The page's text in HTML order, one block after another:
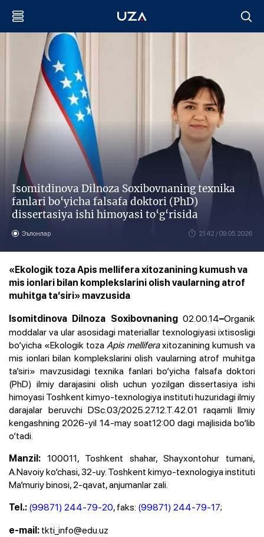
Isomitdinova Dilnoza Soxibovnaning texnika
fanlari bo‘yicha falsafa doktori (PhD)
dissertasiya ishi himoyasi to‘g‘risida
Эълонлар 21:42 / 09.05.2026
«Ekologik toza Apis mellifera xitozanining kumush va
mis ionlari bilan komplekslarini olish vaularning atrof
muhitga ta’siri» mavzusida
Isomitdinova Dilnoza Soxibovnaning 02.00.14–Organik
moddalar va ular asosidagi materiallar texnologiyasiixtisosligi
bo‘yicha «Ekologik tozaApis melliferaxitozanining kumush va
mis ionlari bilan komplekslarini olish vaularning atrof muhitga
ta’siri» mavzusidagi texnika fanlari bo‘yicha falsafa doktori
(PhD) ilmiy darajasini olish uchun yozilgan dissertasiya ishi
himoyasi Toshkent kimyo-texnologiya instituti huzuridagi ilmiy
darajalar beruvchi DSc.03/2025.27.12.T.42.01 raqamli Ilmiy
kengashning 2026-yil 14-may soat12:00 dagi majlisida bo‘lib
o‘tadi.
Manzil: 100011, Toshkent shahar, Shayxontohur tumani,
A.Navoiy ko‘chasi, 32-uy. Toshkent kimyo-texnologiya instituti
Ma’muriy binosi, 2-qavat, anjumanlar zali.
Tel.: (99871) 244-79-20, faks: (99871) 244-79-17;
e-mail: tkti_info@edu.uz